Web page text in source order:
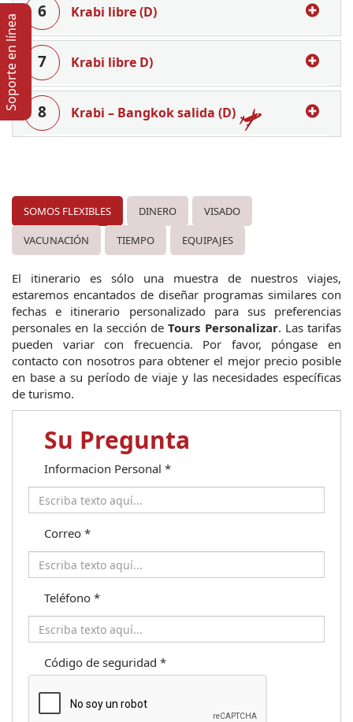
6 Krabi libre (D)
7 Krabi libre D)
8 Krabi – Bangkok salida (D)
SOMOS FLEXIBLES DINERO VISADO
VACUNACIÓN TIEMPO EQUIPAJES
El itinerario es sólo una muestra de nuestros viajes,
estaremos encantados de diseñar programas similares con
fechas e itinerario personalizado para sus preferencias
personales en la sección de Tours Personalizar. Las tarifas
pueden variar con frecuencia. Por favor, póngase en
contacto con nosotros para obtener el mejor precio posible
en base a su período de viaje y las necesidades específicas
de turismo.
Su Pregunta
Informacion Personal *
Correo *
Teléfono *
Código de seguridad *
Soporte en lí­nea